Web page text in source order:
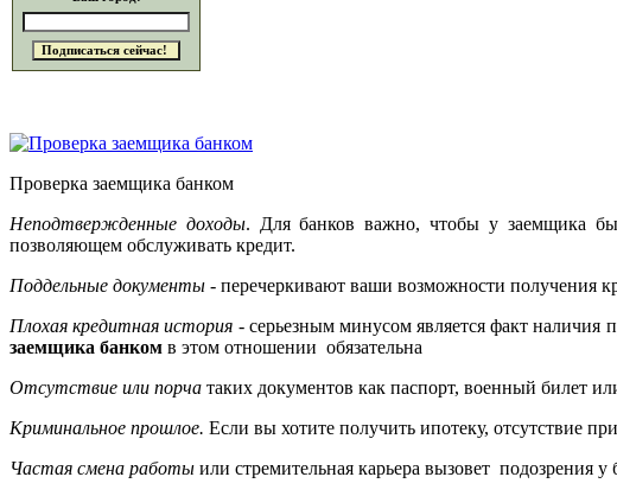
Проверка заемщика банком
Неподтвержденные доходы. Для банков важно, чтобы у заемщика
позволяющем обслуживать кредит.
Поддельные документы - перечеркивают ваши возможности получения
Плохая кредитная история - серьезным минусом является факт
заемщика банком в этом отношении обязательна
Отсутствие или порча таких документов как паспорт, военный билет
Криминальное прошлое. Если вы хотите получить ипотеку, отсутствие
Частая смена работы или стремительная карьера вызовет подозрения